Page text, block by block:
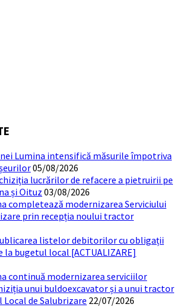
Lumina intensifică măsurile împotriva
05/08/2026
lucrărilor de refacere a pietruirii pe
și Oituz 03/08/2026
completează modernizarea Serviciului
prin recepția noului tractor
listelor debitorilor cu obligații
bugetul local [ACTUALIZARE]
continuă modernizarea serviciilor
unui buldoexcavator și a unui tractor
Local de Salubrizare 22/07/2026